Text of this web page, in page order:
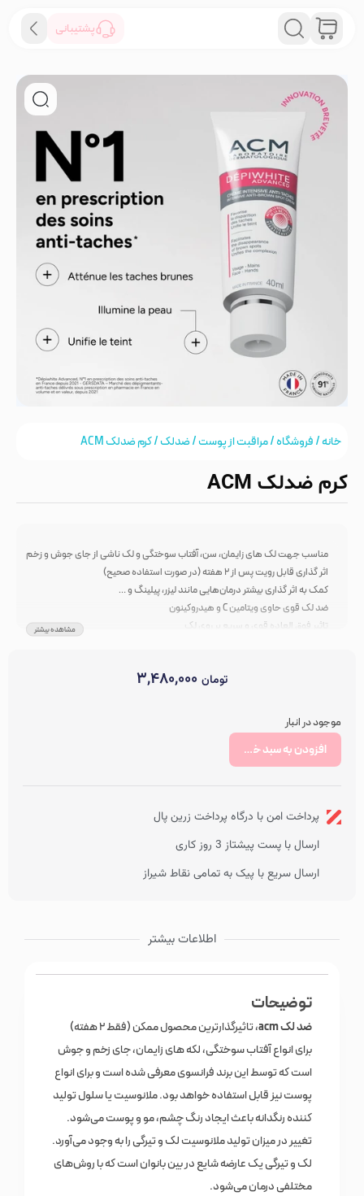
پشتیبانی
خانه/فروشگاه/مراقبت از پوست/ضدلک/ کرم ضدلک ACM
کرم ضدلک ACM
مناسب جهت لک های زایمان، سن، آفتاب سوختگی و لک ناشی از جای جوش و زخم
اثر گذاری قابل رویت پس از ۲ هفته (در صورت استفاده صحیح)
کمک به اثر گذاری بیشتر درمان‌هایی مانند لیزر، پیلینگ و …
ضد لک قوی حاوی ویتامین C و هیدروکینون
تاثیر فوق العاده قوی و سریع بر روی لک
مشاهده بیشتر
تومان
موجود در انبار
افزودن به سبد خرید
پرداخت امن با درگاه پرداخت زرین پال
ارسال با پست پیشتاز 3 روز کاری
ارسال سریع با پیک به تمامی نقاط شیراز
اطلاعات بیشتر
توضیحات
ضد لک acm
، تاثیرگذارترین محصول ممکن (فقط 2 هفته)
برای انواع آفتاب سوختگی، لکه های زایمان، جای زخم و جوش
است که توسط این برند فرانسوی معرفی شده است و برای انواع
پوست نیز قابل استفاده خواهد بود. ملانوسیت یا سلول تولید
کننده رنگدانه باعث ایجاد رنگ چشم، مو و پوست می‌شود.
تغییر در میزان تولید ملانوسیت لک و تیرگی را به وجود می‌آورد.
لک و تیرگی یک عارضه شایع در بین بانوان است که با روش‌های
مختلفی درمان می‌شود.